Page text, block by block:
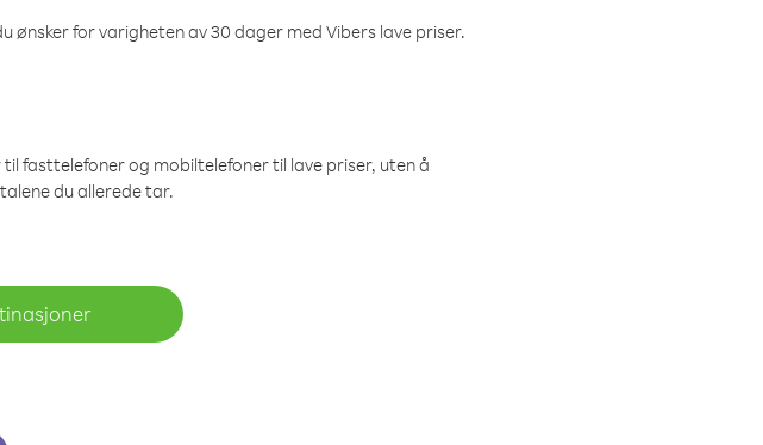
for varigheten av 30 dager med Vibers lave priser.
fasttelefoner og mobiltelefoner til lave priser, uten å
du allerede tar.